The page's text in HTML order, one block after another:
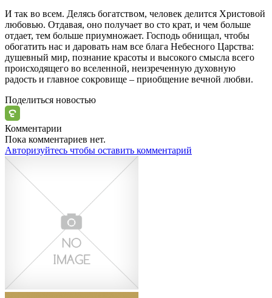
И так во всем. Делясь богатством, человек делится Христовой
любовью. Отдавая, оно получает во сто крат, и чем больше
отдает, тем больше приумножает. Господь обнищал, чтобы
обогатить нас и даровать нам все блага Небесного Царства:
душевный мир, познание красоты и высокого смысла всего
происходящего во вселенной, неизреченную духовную
радость и главное сокровище – приобщение вечной любви.
Поделиться новостью
Комментарии
Пока комментариев нет.
Авторизуйтесь чтобы оставить комментарий